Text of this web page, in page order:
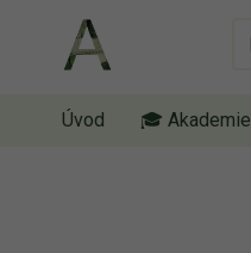
Úvod 🎓 Akademie